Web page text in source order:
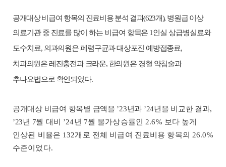
공개대상 비급여 항목의 진료비용 분석 결과(623개), 병원급 이상
의료기관 중 진료를 많이 하는 비급여 항목은 1인실 상급병실료와
도수치료, 의과의원은폐렴구균과 대상포진 예방접종료,
치과의원은레진충전과 크라운, 한의원은 경혈 약침술과
추나요법으로 확인되었다.
공개대상 비급여 항목별 금액을 ʼ23년과 ʼ24년을 비교한 결과,
ʼ23년 7월 대비 ʼ24년 7월 물가상승률인2.6% 보다 높게
인상된 비율은 132개로 전체 비급여 진료비용 항목의26.0%
수준이었다.